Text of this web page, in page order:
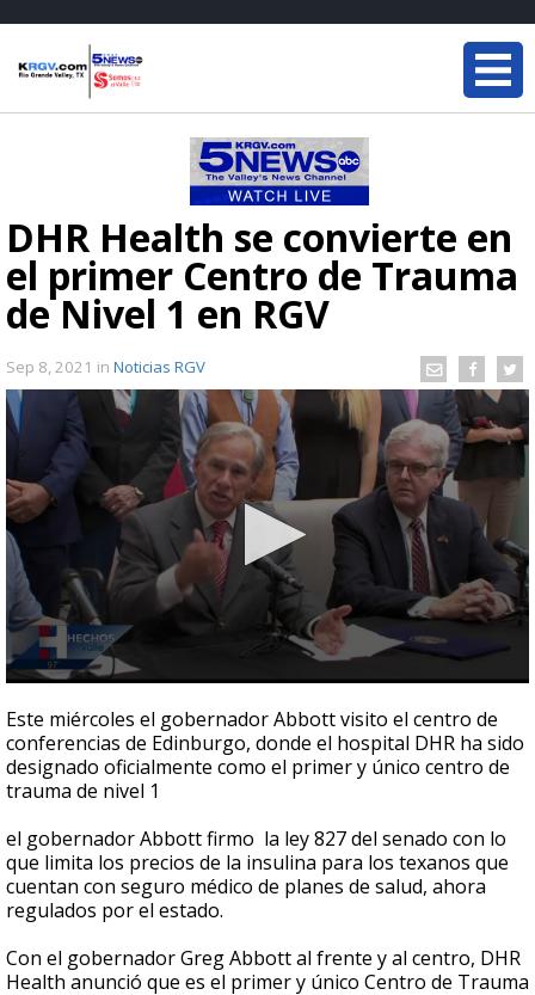
DHR Health se convierte en
el primer Centro de Trauma
de Nivel 1 en RGV
Sep 8, 2021 in Noticias RGV
seconds
of
39
seconds
Este miércoles el gobernador Abbott visito el centro de
conferencias de Edinburgo, donde el hospital DHR ha sido
designado oficialmente como el primer y único centro de
trauma de nivel 1
el gobernador Abbott firmo la ley 827 del senado con lo
que limita los precios de la insulina para los texanos que
cuentan con seguro médico de planes de salud, ahora
regulados por el estado.
Con el gobernador Greg Abbott al frente y al centro, DHR
Health anunció que es el primer y único Centro de Trauma